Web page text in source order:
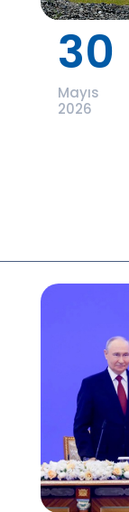
30
Mayıs
2026